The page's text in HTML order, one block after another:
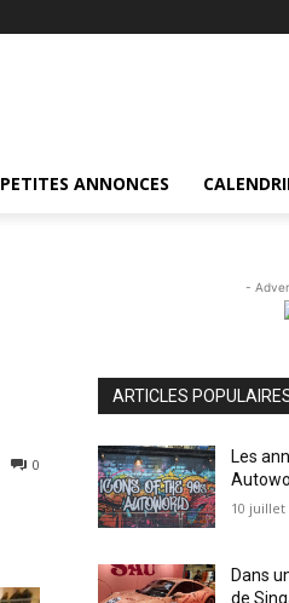
PETITES ANNONCES
0
-
ARTICLES
Les
10 juillet
Dans
de